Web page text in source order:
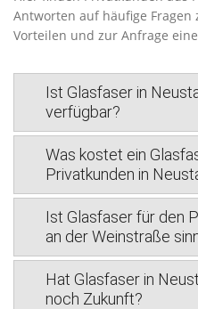
Antworten auf häufige Fragen
Vorteilen und zur Anfrage
Ist Glasfaser in
verfügbar?
Was kostet ein
Privatkunden in
Ist Glasfaser für den
an der Weinstraße
Hat Glasfaser in
noch Zukunft?